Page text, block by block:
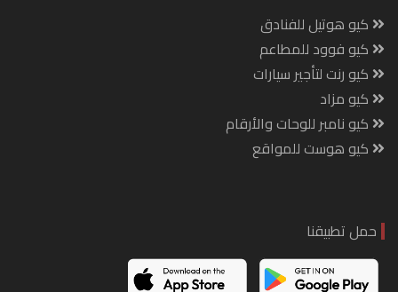
كيو هوتيل للفنادق
كيو فوود للمطاعم
كيو رنت لتأجير سيارات
كيو مزاد
كيو نامبر للوحات والأرقام
كيو هوست للمواقع
حمل تطبيقنا